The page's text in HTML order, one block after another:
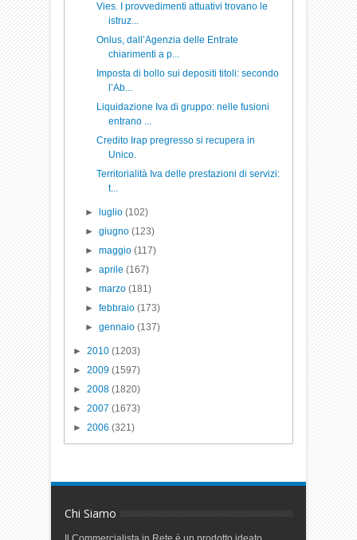
Vies. I provvedimenti attuativi trovano le
istruz...
Onlus, dall’Agenzia delle Entrate
chiarimenti a p...
Imposta di bollo sui depositi titoli: secondo
l’Ab...
Liquidazione Iva di gruppo: nelle fusioni
entrano ...
Credito Irap pregresso si recupera in
Unico.
Territorialità Iva delle prestazioni di servizi:
t...
► luglio (102)
► giugno (123)
► maggio (117)
► aprile (167)
► marzo (181)
► febbraio (173)
► gennaio (137)
►2010(1203)
►2009(1597)
►2008(1820)
►2007(1673)
►2006(321)
Chi Siamo